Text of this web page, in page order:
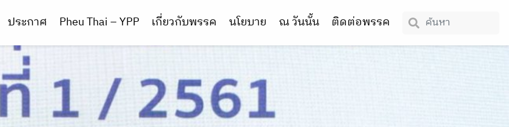
ประกาศ Pheu Thai – YPP เกี่ยวกับพรรค นโยบาย ณ วันนั้น ติดต่อพรรค